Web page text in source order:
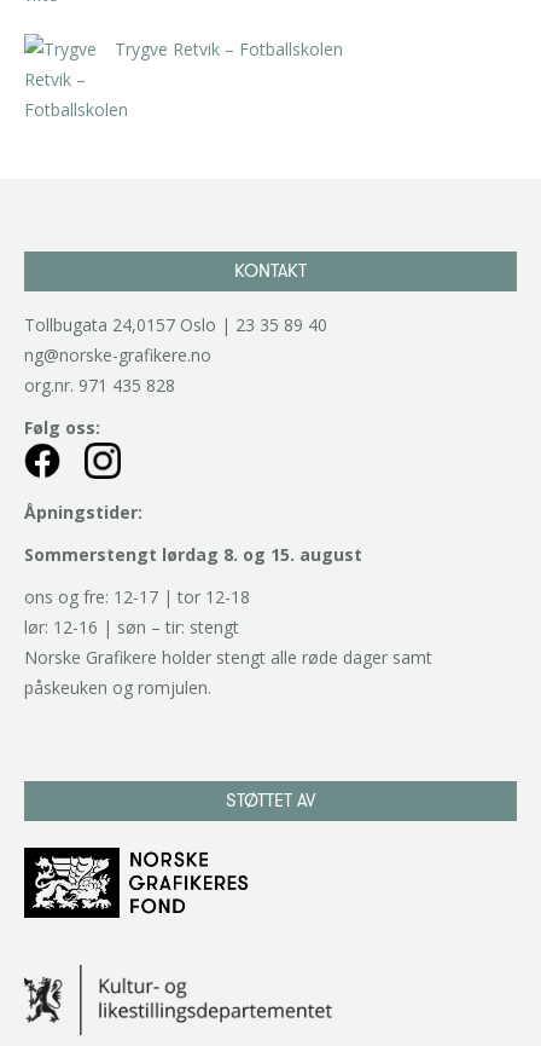
Trygve Retvik – Fotballskolen
KONTAKT
Tollbugata 24,0157 Oslo | 23 35 89 40
ng@norske-grafikere.no
org.nr. 971 435 828
Følg oss:
Åpningstider:
Sommerstengt lørdag 8. og 15. august
ons og fre: 12-17 | tor 12-18
lør: 12-16 | søn – tir: stengt
Norske Grafikere holder stengt alle røde dager samt
påskeuken og romjulen.
STØTTET AV